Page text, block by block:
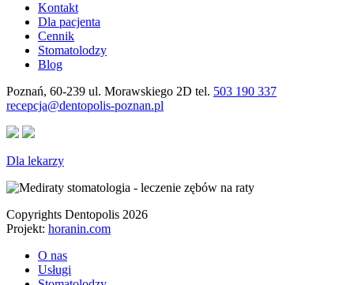
Kontakt
Dla pacjenta
Cennik
Stomatolodzy
Blog
Poznań, 60-239 ul. Morawskiego 2D tel. 503 190 337
recepcja@dentopolis-poznan.pl
Dla lekarzy
Copyrights Dentopolis 2026
Projekt: horanin.com
O nas
Usługi